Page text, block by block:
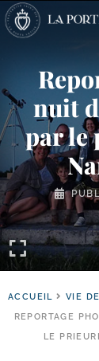
nuit
par le
ACCUEIL VIE
REPORTAGE
LE